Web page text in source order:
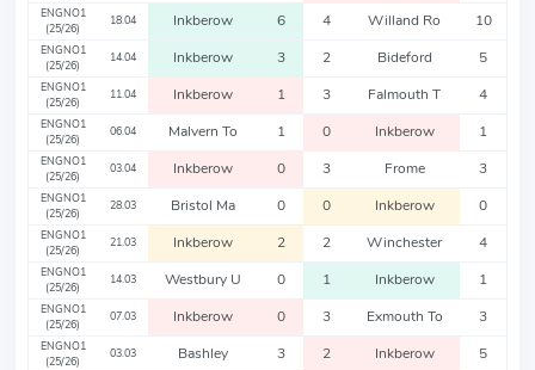
ENGNO1
(25/26)
18.04 Inkberow 6 4 Willand Ro 10
ENGNO1
(25/26)
14.04 Inkberow 3 2 Bideford 5
ENGNO1
(25/26)
11.04 Inkberow 1 3 Falmouth T 4
ENGNO1
(25/26)
06.04 Malvern To 1 0 Inkberow 1
ENGNO1
(25/26)
03.04 Inkberow 0 3 Frome 3
ENGNO1
(25/26)
28.03 Bristol Ma 0 0 Inkberow 0
ENGNO1
(25/26)
21.03 Inkberow 2 2 Winchester 4
ENGNO1
(25/26)
14.03 Westbury U 0 1 Inkberow 1
ENGNO1
(25/26)
07.03 Inkberow 0 3 Exmouth To 3
ENGNO1
(25/26)
03.03 Bashley 3 2 Inkberow 5